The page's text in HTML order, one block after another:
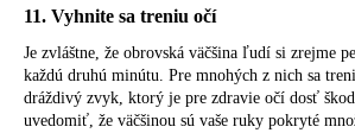
11. Vyhnite sa treniu očí
Je zvláštne, že obrovská väčšina ľudí si zrejme
každú druhú minútu. Pre mnohých z nich sa
dráždivý zvyk, ktorý je pre zdravie očí dosť
uvedomiť, že väčšinou sú vaše ruky pokryté